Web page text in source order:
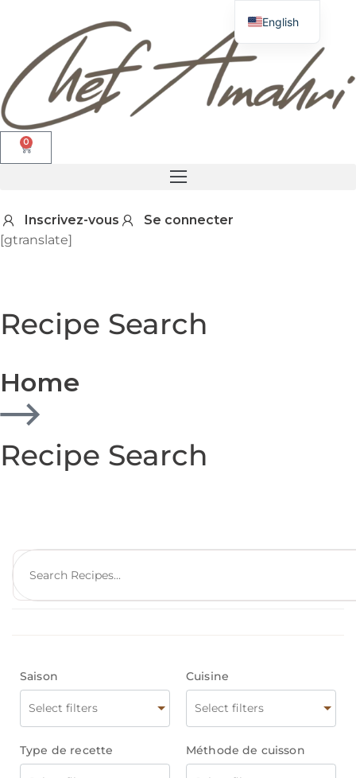
0
Inscrivez-vous
Se connecter
[gtranslate]
Recipe Search
Home
Recipe Search
Saison Cuisine
Type de recette Méthode de cuisson
English